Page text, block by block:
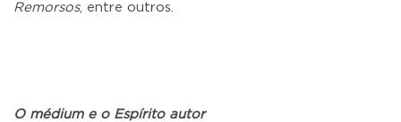
Remorsos, entre outros.
O médium e o Espírito autor